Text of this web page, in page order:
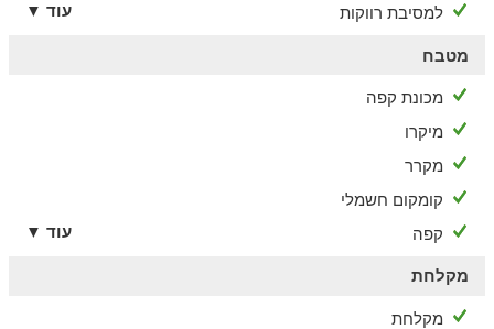
למסיבת רווקות
עוד ▼
מטבח
מכונת קפה
מיקרו
מקרר
קומקום חשמלי
קפה
עוד ▼
מקלחת
מקלחת